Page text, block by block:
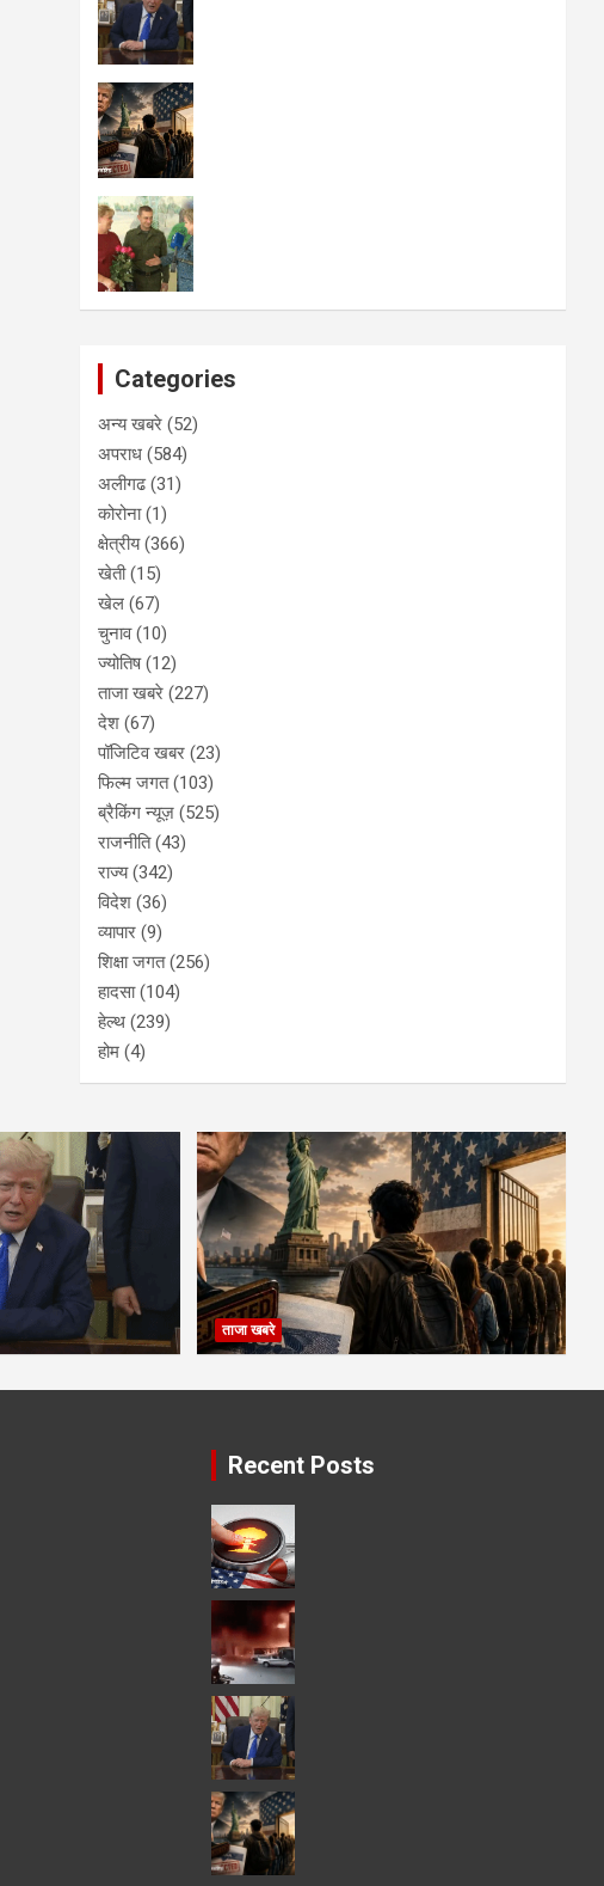
Categories
अन्य खबरे (52)
अपराध (584)
अलीगढ(31)
कोरोना(1)
क्षेत्रीय(366)
खेती(15)
खेल (67)
चुनाव(10)
ज्योतिष(12)
ताजा खबरे (227)
देश (67)
पॉजिटिव खबर (23)
फिल्म जगत(103)
ब्रैकिंग न्यूज़ (525)
राजनीति(43)
राज्य(342)
विदेश (36)
व्यापार (9)
शिक्षा जगत(256)
हादसा(104)
हेल्थ (239)
होम (4)
ताजा खबरे
Recent Posts